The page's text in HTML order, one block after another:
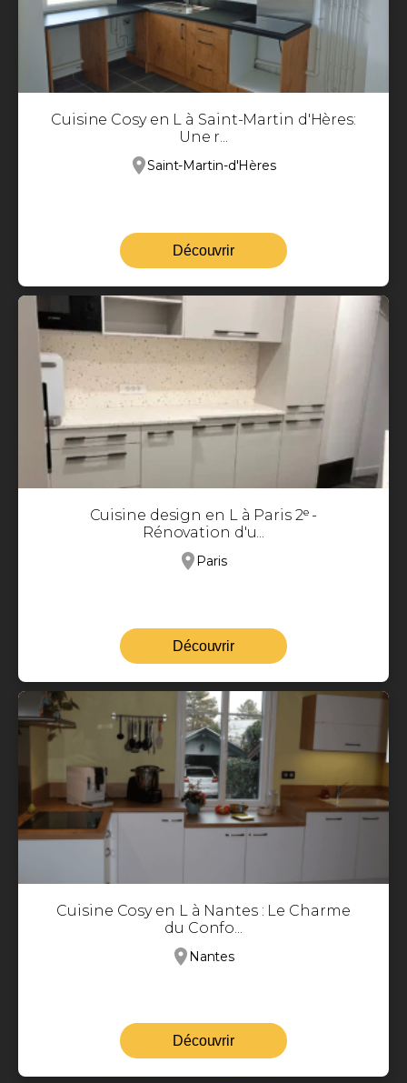
Cuisine Cosy en L à Saint-Martin d'Hères:
Une r...
Saint-Martin-d'Hères
Découvrir
Cuisine design en L à Paris 2ᵉ -
Rénovation d'u...
Paris
Découvrir
Cuisine Cosy en L à Nantes : Le Charme
du Confo...
Nantes
Découvrir